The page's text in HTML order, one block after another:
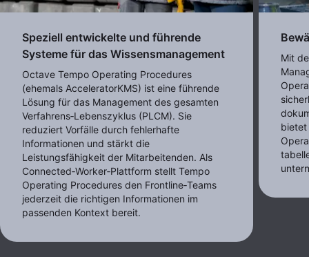
Speziell entwickelte und führende
Systeme für das Wissensmanagement
Octave Tempo Operating Procedures
(ehemals AcceleratorKMS) ist eine führende
Lösung für das Management des gesamten
Verfahrens‑Lebenszyklus (PLCM). Sie
reduziert Vorfälle durch fehlerhafte
Informationen und stärkt die
Leistungsfähigkeit der Mitarbeitenden. Als
Connected‑Worker‑Plattform stellt Tempo
Operating Procedures den Frontline‑Teams
jederzeit die richtigen Informationen im
passenden Kontext bereit.
Mit
bietet